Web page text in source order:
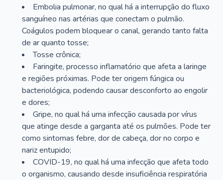
Embolia pulmonar, no qual há a interrupção do fluxo
sanguíneo nas artérias que conectam o pulmão.
Coágulos podem bloquear o canal, gerando tanto falta
de ar quanto tosse;
Tosse crônica;
Faringite, processo inflamatório que afeta a laringe
e regiões próximas. Pode ter origem fúngica ou
bacteriológica, podendo causar desconforto ao engolir
e dores;
Gripe, no qual há uma infecção causada por vírus
que atinge desde a garganta até os pulmões. Pode ter
como sintomas febre, dor de cabeça, dor no corpo e
nariz entupido;
COVID-19, no qual há uma infecção que afeta todo
o organismo, causando desde insuficiência respiratória